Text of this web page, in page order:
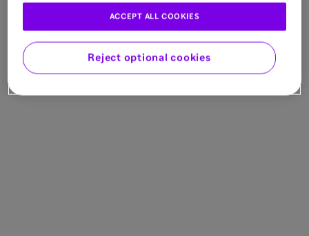
Reject optional cookies
ACCEPT ALL COOKIES